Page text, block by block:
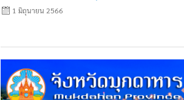
1 มิถุนายน 2566